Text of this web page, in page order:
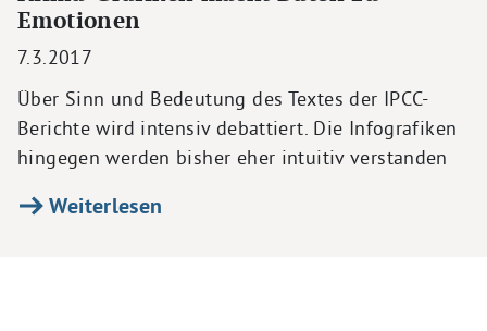
Emotionen
7.3.2017
Über Sinn und Bedeutung des Textes der IPCC-
Berichte wird intensiv debattiert. Die Infografiken
hingegen werden bisher eher intuitiv verstanden
Weiterlesen